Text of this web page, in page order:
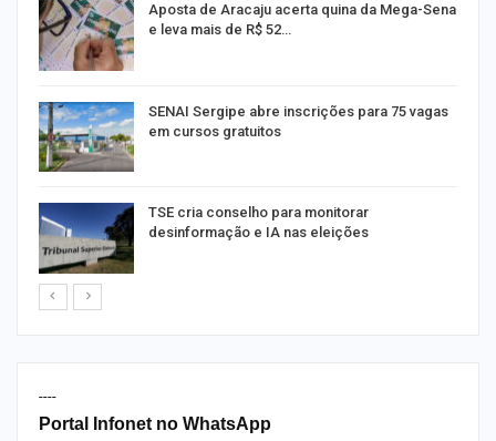
Aposta de Aracaju acerta quina da Mega-Sena
e leva mais de R$ 52…
SENAI Sergipe abre inscrições para 75 vagas
em cursos gratuitos
TSE cria conselho para monitorar
desinformação e IA nas eleições
----
Portal Infonet no WhatsApp